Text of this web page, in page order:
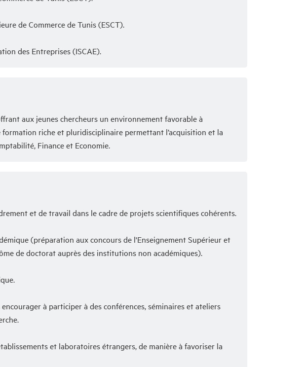
de Commerce de Tunis (ESCT).
des Entreprises (ISCAE).
aux jeunes chercheurs un environnement favorable à
riche et pluridisciplinaire permettant l’acquisition et la
Finance et Economie.
et de travail dans le cadre de projets scientifiques cohérents.
(préparation aux concours de l'Enseignement Supérieur et
de doctorat auprès des institutions non académiques).
à participer à des conférences, séminaires et ateliers
et laboratoires étrangers, de manière à favoriser la